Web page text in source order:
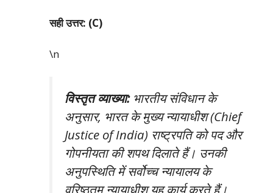
सही उत्तर: (C)
\n
विस्तृत व्याख्या:भारतीय संविधान के
अनुसार, भारत के मुख्य न्यायाधीश (Chief
Justice of India) राष्ट्रपति को पद और
गोपनीयता की शपथ दिलाते हैं। उनकी
अनुपस्थिति में सर्वोच्च न्यायालय के